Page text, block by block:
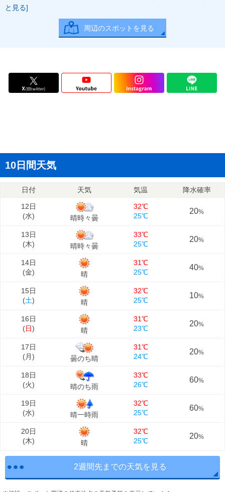
と見る]
周辺のスポットを見る
10日間天気
日付 天気 気温 降水確率
12日
(水) 晴時々曇
32℃
25℃
20%
13日
(木) 晴時々曇
33℃
25℃
20%
14日
(金) 晴
31℃
25℃
40%
15日
(土) 晴
32℃
25℃
10%
16日
(日) 晴
31℃
23℃
20%
17日
(月) 曇のち晴
31℃
24℃
20%
18日
(火) 晴のち雨
33℃
26℃
60%
19日
(水) 晴一時雨
32℃
25℃
60%
20日
(木) 晴
32℃
25℃
20%
2週間先までの天気を見る